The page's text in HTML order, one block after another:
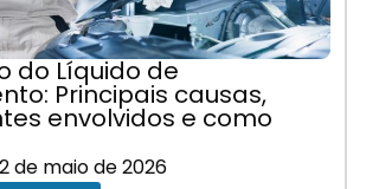
do Líquido de
Principais causas,
envolvidos e como
de maio de 2026